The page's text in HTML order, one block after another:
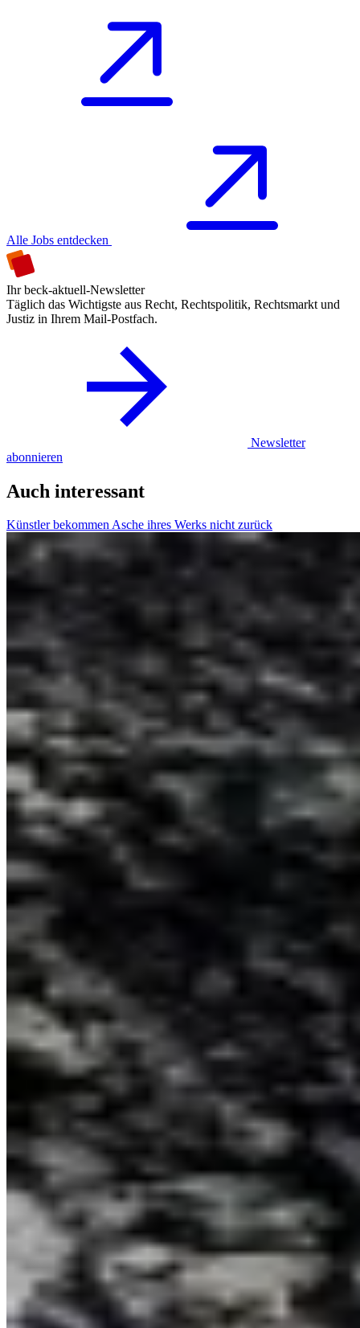
Alle Jobs entdecken
Ihr beck-aktuell-Newsletter
Täglich das Wichtigste aus Recht, Rechtspolitik, Rechtsmarkt und
Justiz in Ihrem Mail-Postfach.
Newsletter
abonnieren
Auch interessant
Künstler bekommen Asche ihres Werks nicht zurück